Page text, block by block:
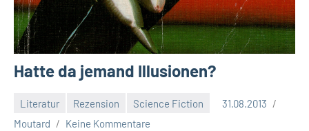
Hatte da jemand Illusionen?
Literatur Rezension Science Fiction
31.08.2013
Moutard
Keine Kommentare